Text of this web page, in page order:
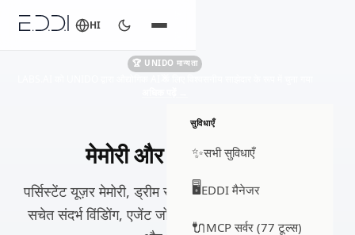
🏆 UNIDO मान्यता
HI
सुविधाएँ
✨सभी सुविधाएँ
🖥️EDDI मैनेजर
🔌MCP सर्वर (77 टूल्स)
मेमोरी और संदर्भ प्रबंधन
पर्सिस्टेंट यूज़र मेमोरी, ड्रीम समेकन, रोलिंग सारांश और टोकन-
सचेत संदर्भ विंडोिंग, एजेंट जो बुद्धिमत्तापूर्वक याद रखते, सीखते